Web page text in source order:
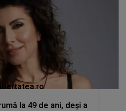
la 49 de ani, deși a